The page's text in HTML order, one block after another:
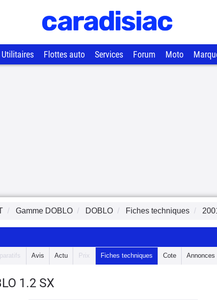
Utilitaires Flottes auto Services Forum Moto
Gamme DOBLO DOBLO Fiches techniques
Avis Actu Prix Fiches techniques Cote Annonces
1.2 SX